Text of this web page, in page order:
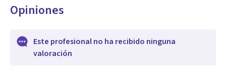
Opiniones
Este profesional no ha recibido ninguna
valoración